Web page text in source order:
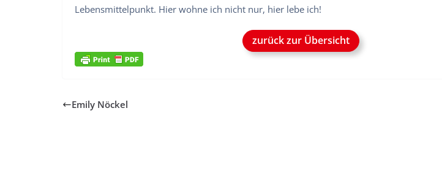
Lebensmittelpunkt. Hier wohne ich nicht nur, hier lebe ich!
zurück zur Übersicht
Emily Nöckel